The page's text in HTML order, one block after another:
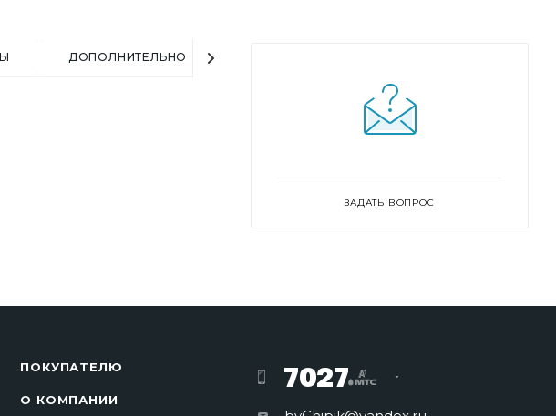
ДОПОЛНИТЕЛЬНО
ЗАДАТЬ ВОПРОС
ПОКУПАТЕЛЮ
О КОМПАНИИ
7027